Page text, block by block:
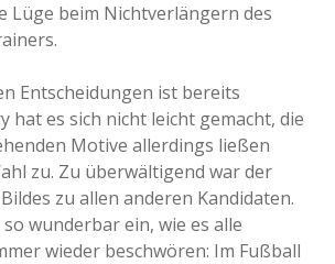
Lüge beim Nichtverlängern des
Entscheidungen ist bereits
hat es sich nicht leicht gemacht, die
Motive allerdings ließen
zu. Zu überwältigend war der
zu allen anderen Kandidaten.
wunderbar ein, wie es alle
wieder beschwören: Im Fußball